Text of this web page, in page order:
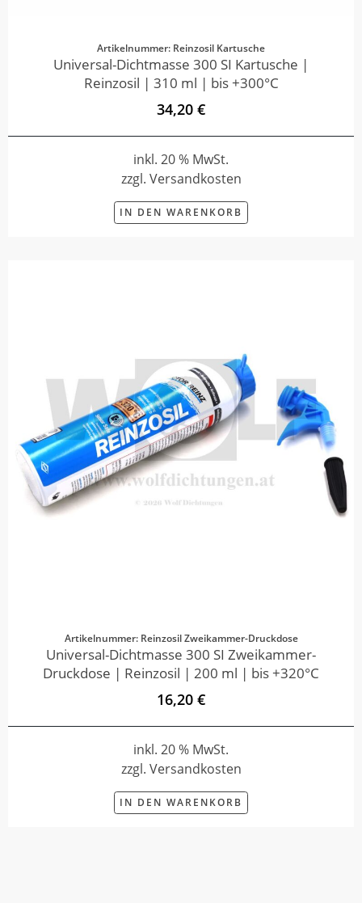
Artikelnummer: Reinzosil Kartusche
Universal-Dichtmasse 300 SI Kartusche |
Reinzosil | 310 ml | bis +300°C
34,20 €
inkl. 20 % MwSt.
zzgl. Versandkosten
IN DEN WARENKORB
Artikelnummer: Reinzosil Zweikammer-Druckdose
Universal-Dichtmasse 300 SI Zweikammer-
Druckdose | Reinzosil | 200 ml | bis +320°C
16,20 €
inkl. 20 % MwSt.
zzgl. Versandkosten
IN DEN WARENKORB